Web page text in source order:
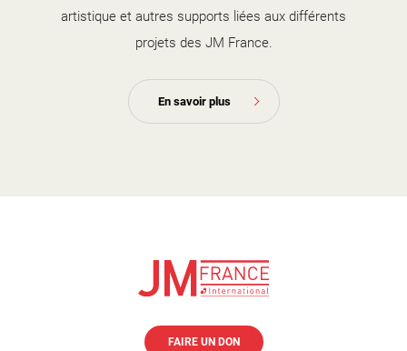
artistique et autres supports liées aux différents
projets des JM France.
En savoir plus
FAIRE UN DON